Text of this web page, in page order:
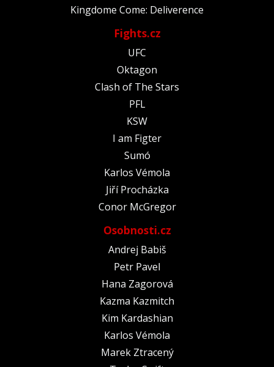
Kingdome Come: Deliverence
Fights.cz
UFC
Oktagon
Clash of The Stars
PFL
KSW
I am Figter
Sumó
Karlos Vémola
Jiří Procházka
Conor McGregor
Osobnosti.cz
Andrej Babiš
Petr Pavel
Hana Zagorová
Kazma Kazmitch
Kim Kardashian
Karlos Vémola
Marek Ztracený